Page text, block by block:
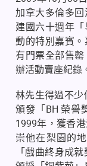
加拿大多倫多
建國六十週年
動的特別嘉賓
有門票全部售
辦活動賣座紀錄
林先生得過不少
頒發「BH 榮譽
1999年，獲香
崇他在梨園的地
「戲曲終身成